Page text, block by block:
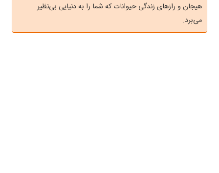
هیجان و رازهای زندگی حیوانات که شما را به دنیایی بی‌نظیر
می‌برد.